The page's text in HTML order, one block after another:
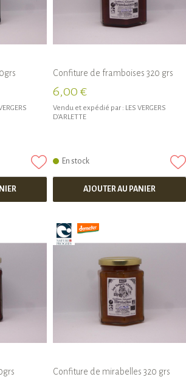
Confiture de framboises 320 grs
6,00 €
Vendu et expédié par : LES VERGERS
D'ARLETTE
En stock
AJOUTER AU PANIER
Confiture de mirabelles 320 grs